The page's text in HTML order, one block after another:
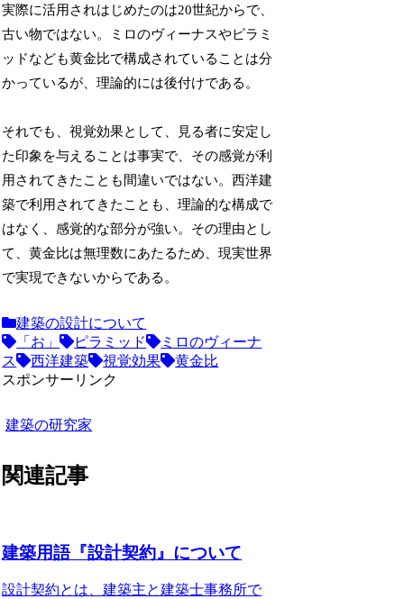
実際に活用されはじめたのは20世紀からで、
古い物ではない。ミロのヴィーナスやピラミ
ッドなども黄金比で構成されていることは分
かっているが、理論的には後付けである。
それでも、視覚効果として、見る者に安定し
た印象を与えることは事実で、その感覚が利
用されてきたことも間違いではない。西洋建
築で利用されてきたことも、理論的な構成で
はなく、感覚的な部分が強い。その理由とし
て、黄金比は無理数にあたるため、現実世界
で実現できないからである。
建築の設計について
「お」
ピラミッド
ミロのヴィーナ
ス
西洋建築 視覚効果
黄金比
スポンサーリンク
建築の研究家
関連記事
建築用語『設計契約』について
設計契約とは、建築主と建築士事務所で